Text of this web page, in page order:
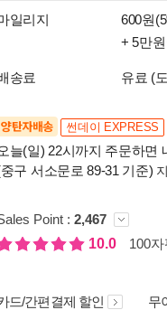
일리지 600원
+ 5만
송료 유료 (
양탄자배송 썬데이 EXPRESS
늘(일) 22시까지 주문하면
구 서소문로 89-31 기준)
Point : 2,467
10.0
100
드/간편결제 할인 무